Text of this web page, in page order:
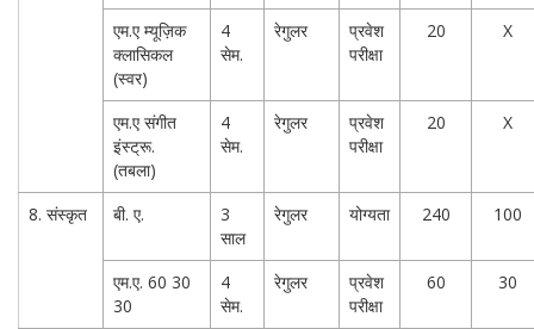
एम.ए म्यूज़िक
क्लासिकल
(स्वर)
4
सेम.
रेगुलर
प्रवेश
परीक्षा
20 X
एम.ए संगीत
इंस्ट्रू.
(तबला)
4
सेम.
रेगुलर
प्रवेश
परीक्षा
20 X
8. संस्कृत बी. ए.
3
साल
रेगुलर योग्यता 240 100
एम.ए. 60 30
30
4
सेम.
रेगुलर
प्रवेश
परीक्षा
60 30